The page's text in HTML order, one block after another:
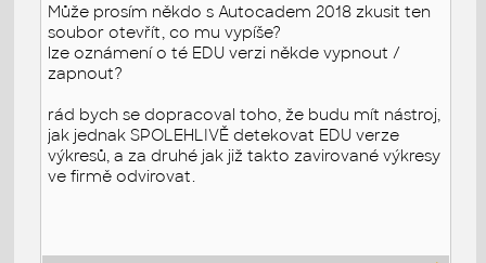
Může prosím někdo s Autocadem 2018 zkusit ten
soubor otevřít, co mu vypíše?
lze oznámení o té EDU verzi někde vypnout /
zapnout?
rád bych se dopracoval toho, že budu mít nástroj,
jak jednak SPOLEHLIVĚ detekovat EDU verze
výkresů, a za druhé jak již takto zavirované výkresy
ve firmě odvirovat.